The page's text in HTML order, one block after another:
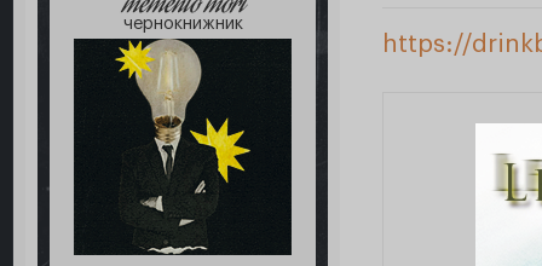
чернокнижник
https://